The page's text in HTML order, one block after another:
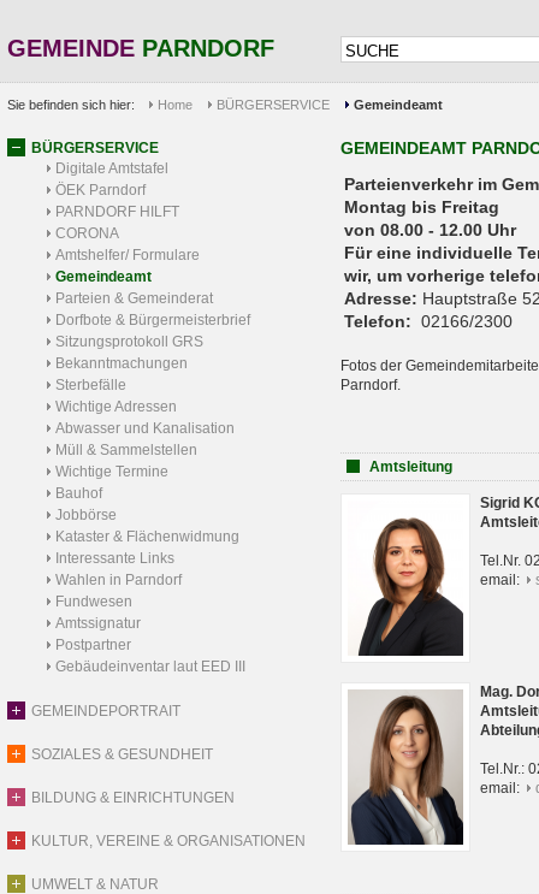
GEMEINDE PARNDORF
Sie befinden sich hier: Home BÜRGERSERVICE Gemeindeamt
BÜRGERSERVICE
Digitale Amtstafel
ÖEK Parndorf
PARNDORF HILFT
CORONA
Amtshelfer/ Formulare
Gemeindeamt
Parteien & Gemeinderat
Dorfbote & Bürgermeisterbrief
Sitzungsprotokoll GRS
Bekanntmachungen
Sterbefälle
Wichtige Adressen
Abwasser und Kanalisation
Müll & Sammelstellen
Wichtige Termine
Bauhof
Jobbörse
Kataster & Flächenwidmung
Interessante Links
Wahlen in Parndorf
Fundwesen
Amtssignatur
Postpartner
Gebäudeinventar laut EED III
GEMEINDEPORTRAIT
SOZIALES & GESUNDHEIT
BILDUNG & EINRICHTUNGEN
KULTUR, VEREINE & ORGANISATIONEN
UMWELT & NATUR
GEMEINDEAMT
Parteienverkehr
Montag bis Freitag
von 08.00 - 12.00 Uhr
Für eine individuelle
wir, um vorherige
Adresse: Hauptstraße
Telefon: 02166/2300
Fotos der
Parndorf.
Amtsleitung
Sigrid
Tel.Nr.
email:
Mag.
Tel.Nr.:
email: